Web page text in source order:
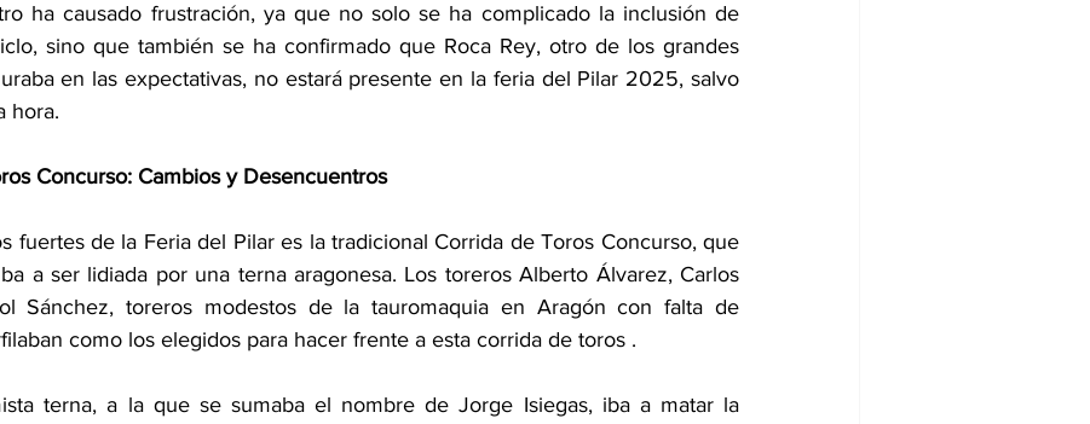
ha causado frustración, ya que no solo se ha complicado la inclusión de
sino que también se ha confirmado que Roca Rey, otro de los grandes
en las expectativas, no estará presente en la feria del Pilar 2025, salvo
hora.
Concurso: Cambios y Desencuentros
fuertes de la Feria del Pilar es la tradicional Corrida de Toros Concurso, que
a ser lidiada por una terna aragonesa. Los toreros Alberto Álvarez, Carlos
Sánchez, toreros modestos de la tauromaquia en Aragón con falta de
como los elegidos para hacer frente a esta corrida de toros .
terna, a la que se sumaba el nombre de Jorge Isiegas, iba a matar la